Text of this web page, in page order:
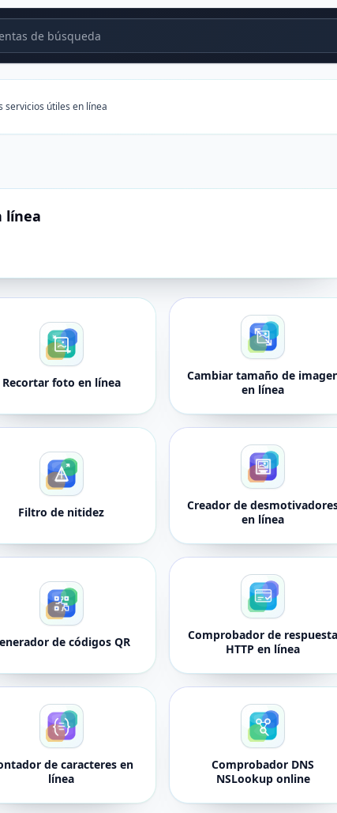
de búsqueda
servicios útiles en línea
línea
Recortar foto en línea
Cambiar tamaño de
en línea
Filtro de nitidez
Creador de
en línea
de códigos QR
Comprobador de
HTTP en línea
de caracteres en
línea
Comprobador DNS
NSLookup online